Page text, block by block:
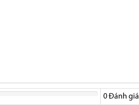
0Đánh giá